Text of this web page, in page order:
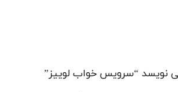
نویسد “سرویس خواب لوییز”